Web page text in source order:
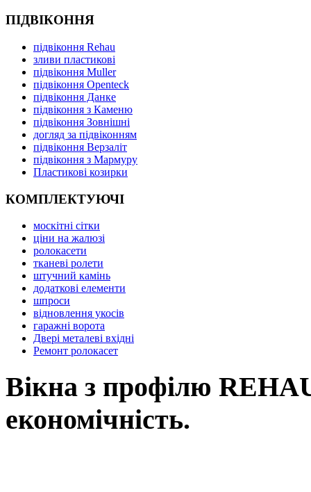
ПІДВІКОННЯ
підвіконня Rehau
зливи пластикові
підвіконня Muller
підвіконня Openteck
підвіконня Данке
підвіконня з Каменю
підвіконня Зовнішні
догляд за підвіконням
підвіконня Верзаліт
підвіконня з Мармуру
Пластикові козирки
КОМПЛЕКТУЮЧІ
москітні сітки
ціни на жалюзі
ролокасети
тканеві ролети
штучний камінь
додаткові елементи
шпроси
відновлення укосів
гаражні ворота
Двері металеві вхідні
Ремонт ролокасет
Вікна з профілю
економічність.